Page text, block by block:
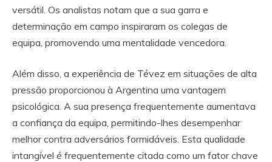
versátil. Os analistas notam que a sua garra e
determinação em campo inspiraram os colegas de
equipa, promovendo uma mentalidade vencedora.
Além disso, a experiência de Tévez em situações de alta
pressão proporcionou à Argentina uma vantagem
psicológica. A sua presença frequentemente aumentava
a confiança da equipa, permitindo-lhes desempenhar
melhor contra adversários formidáveis. Esta qualidade
intangível é frequentemente citada como um fator chave